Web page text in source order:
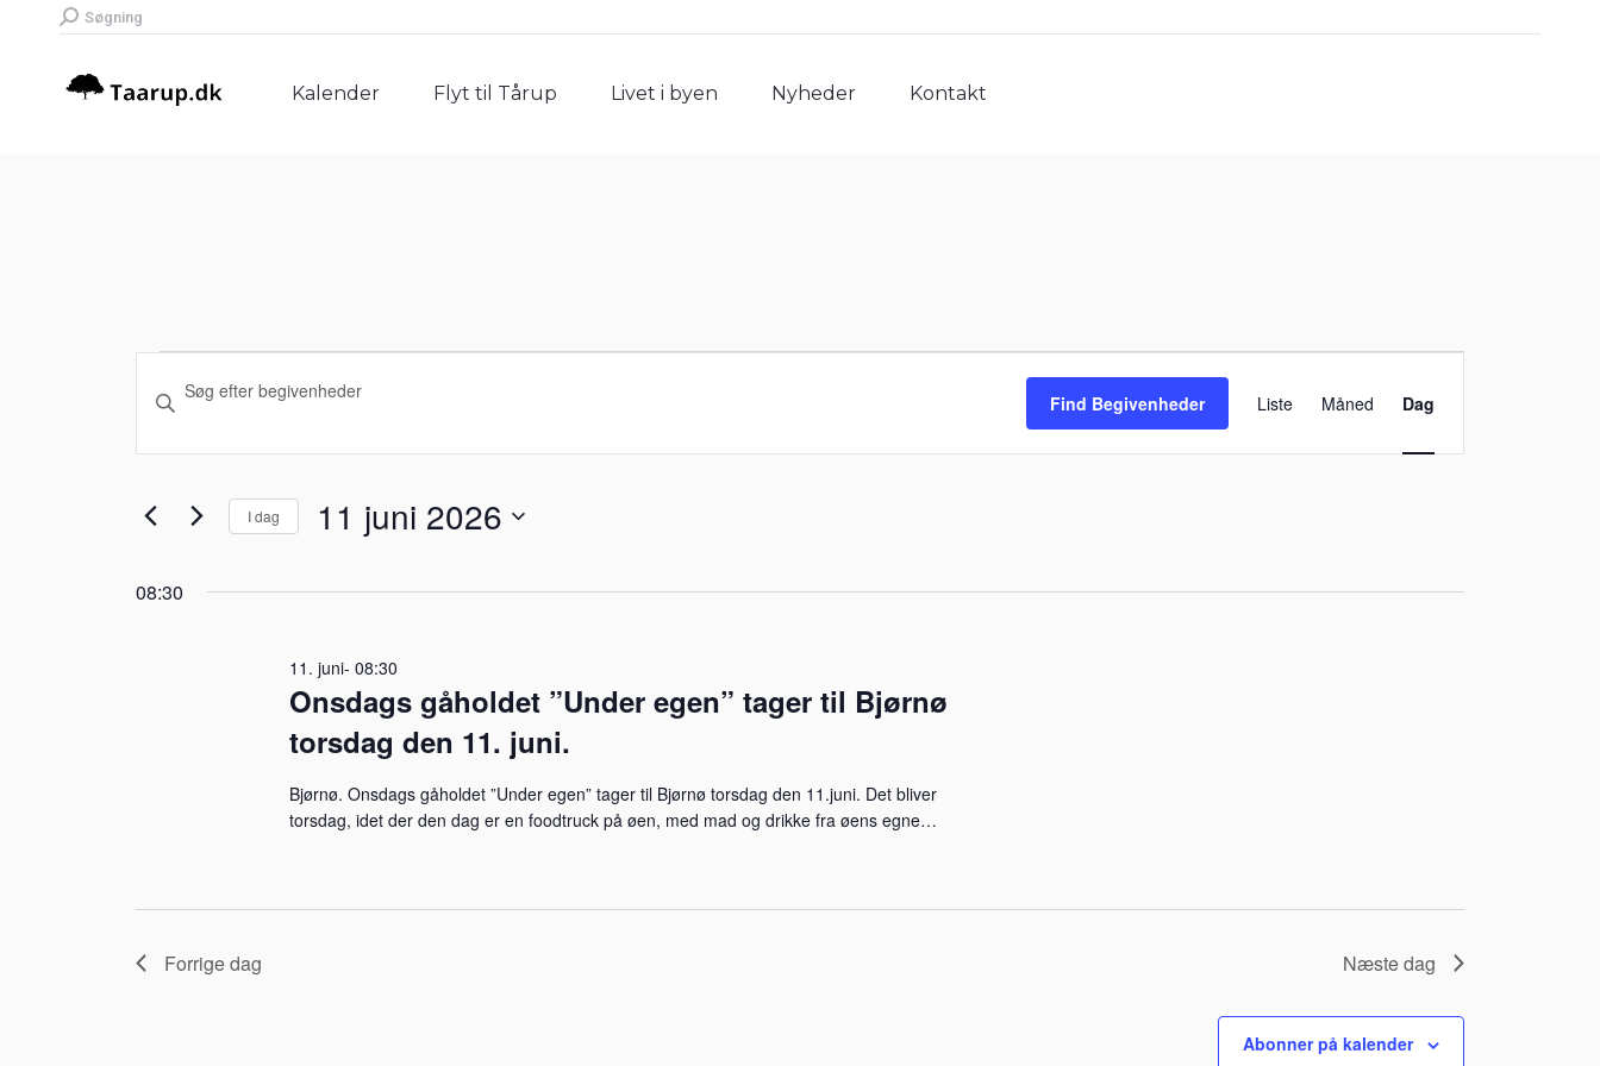
Search:
Søgning
Kalender Flyt til Tårup Livet i byen Nyheder Kontakt
Begivenheder
for
11
juni
Begivenheder
visninger
Navigation
nøgleord.
Søg
Begivenheder
nøgleord.
Find Begivenheder
Navigation
Liste Måned Dag
I dag 11 juni 2026
dato.
08:30
Onsdags gåholdet ”Under egen” tager til Bjørnø
torsdag den 11. juni.
11. juni- 08:30
Bjørnø. Onsdags gåholdet ”Under egen” tager til Bjørnø torsdag den 11.juni. Det bliver
torsdag, idet der den dag er en foodtruck på øen, med mad og drikke fra øens egne…
Forrige dag Næste dag
Abonner på kalender
Kalender Flyt til Tårup Livet i byen Nyheder Kontakt